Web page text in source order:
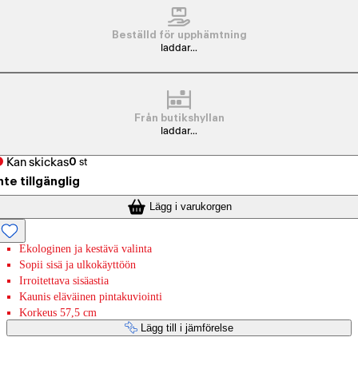
Beställd för upphämtning
laddar...
Från butikshyllan
laddar...
Kan skickas0 st
tillgänglig
Lägg i varukorgen
Ekologinen ja kestävä valinta
Sopii sisä ja ulkokäyttöön
Irroitettava sisäastia
Kaunis eläväinen pintakuviointi
Korkeus 57,5 cm
Lägg till i jämförelse